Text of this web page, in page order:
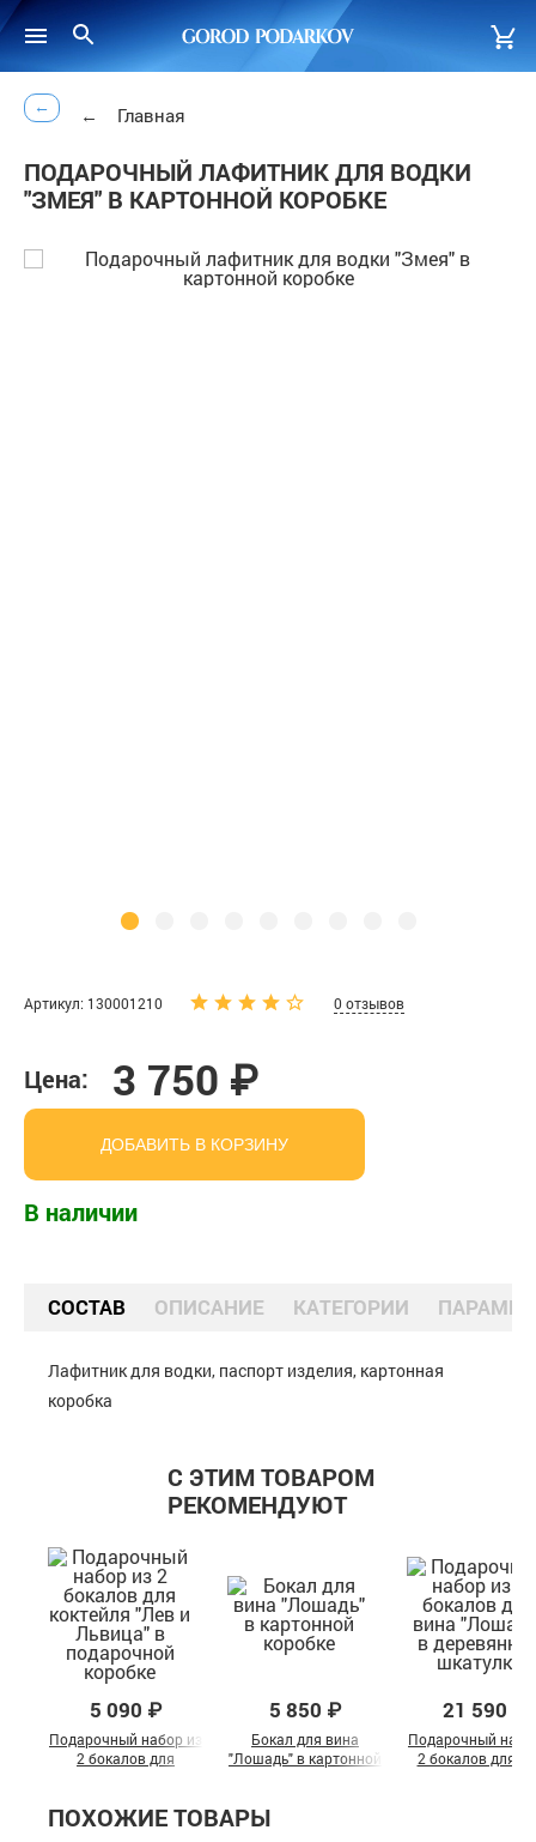
← ← Главная
ПОДАРОЧНЫЙ ЛАФИТНИК ДЛЯ ВОДКИ
"ЗМЕЯ" В КАРТОННОЙ КОРОБКЕ
Артикул: 130001210 0 отзывов
Цена: 3 750 ₽
ДОБАВИТЬ В КОРЗИНУ
В наличии
СОСТАВ ОПИСАНИЕ КАТЕГОРИИ
Лафитник для водки, паспорт изделия, картонная
коробка
С ЭТИМ ТОВАРОМ
РЕКОМЕНДУЮТ
5 090 ₽
Подарочный набор из
2 бокалов для
подарочной коробке
5 850 ₽
Бокал для вина
"Лошадь" в картонной
21 590 ₽
Подарочный
2 бокалов для
ПОХОЖИЕ ТОВАРЫ